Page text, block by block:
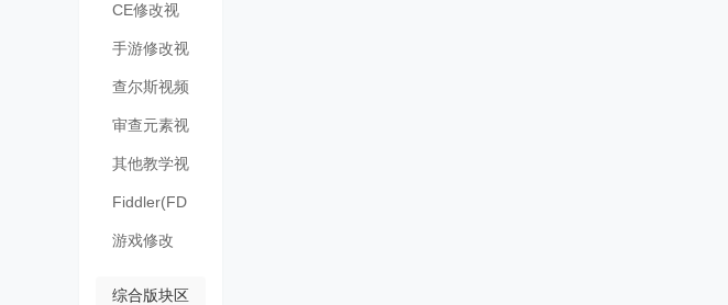
视频
CE修改视
频
手游修改视
频
查尔斯视频
审查元素视
频
其他教学视
频
Fiddler(FD
)
游戏修改
综合版块区